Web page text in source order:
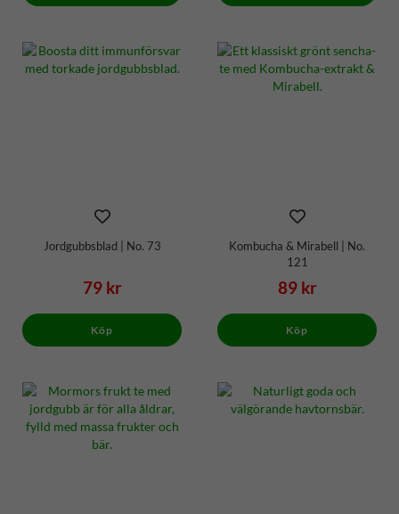
Jordgubbsblad | No. 73
79 kr
Köp
Kombucha & Mirabell | No.
121
89 kr
Köp